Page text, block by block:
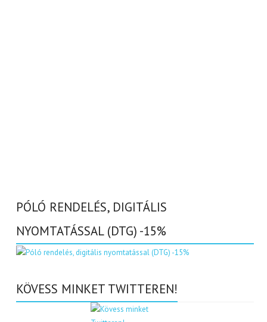
PÓLÓ RENDELÉS, DIGITÁLIS
NYOMTATÁSSAL (DTG) -15%
KÖVESS MINKET TWITTEREN!